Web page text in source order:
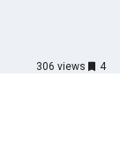
306 views 4